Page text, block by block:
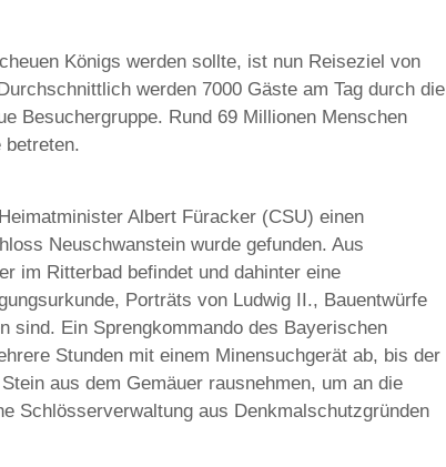
Königs werden sollte, ist nun Reiseziel von
werden 7000 Gäste am Tag durch die
Besuchergruppe. Rund 69 Millionen Menschen
betreten.
Albert Füracker (CSU) einen
Neuschwanstein wurde gefunden. Aus
im Ritterbad befindet und dahinter eine
Porträts von Ludwig II., Bauentwürfe
sind. Ein Sprengkommando des Bayerischen
Stunden mit einem Minensuchgerät ab, bis der
aus dem Gemäuer rausnehmen, um an die
Schlösserverwaltung aus Denkmalschutzgründen